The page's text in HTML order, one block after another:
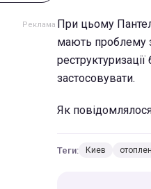
При цьому
мають проблему
застосовувати.
Як
Теги: Киев